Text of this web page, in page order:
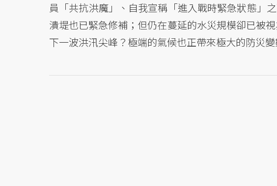
員「共抗洪魔」、自我宣稱「進入戰時緊急狀態」
潰堤也已緊急修補；但仍在蔓延的水災規模卻已被
下一波洪汛尖峰？極端的氣候也正帶來極大的防災變